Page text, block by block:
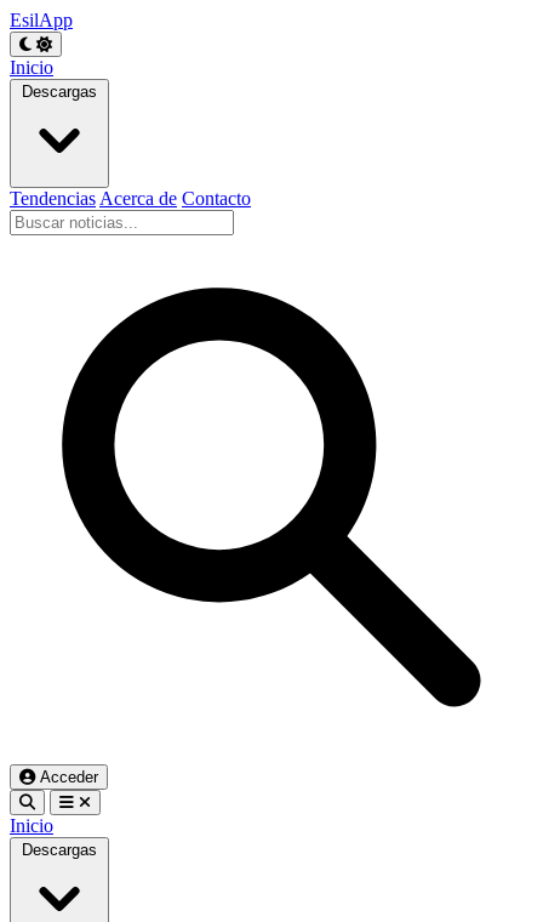
EsilApp
Inicio
Descargas
Tendencias Acerca de Contacto
Acceder
Inicio
Descargas